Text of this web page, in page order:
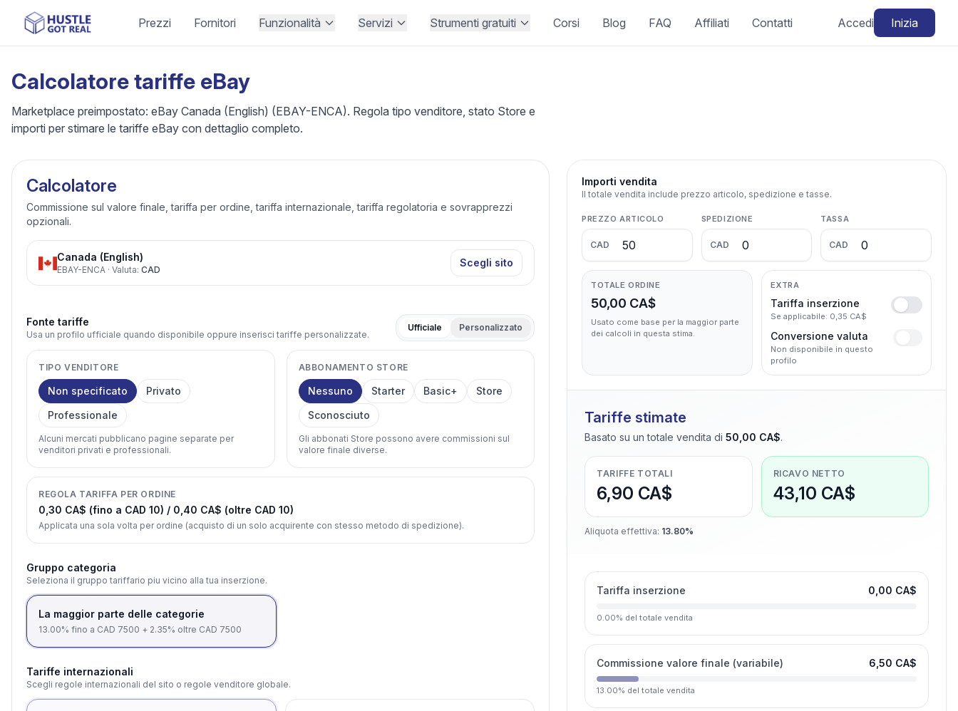
Prezzi Fornitori Funzionalità Servizi Strumenti gratuiti Corsi Blog FAQ Affiliati Contatti Accedi Inizia
Calcolatore tariffe eBay
Marketplace preimpostato: eBay Canada (English) (EBAY-ENCA). Regola tipo venditore, stato Store e
importi per stimare le tariffe eBay con dettaglio completo.
Calcolatore
Commissione sul valore finale, tariffa per ordine, tariffa internazionale, tariffa regolatoria e sovrapprezzi
opzionali.
Canada (English)
EBAY-ENCA· Valuta: CAD
Scegli sito
Fonte tariffe
Usa un profilo ufficiale quando disponibile oppure inserisci tariffe personalizzate.
Ufficiale Personalizzato
TIPO VENDITORE
Non specificato
Privato
Professionale
Alcuni mercati pubblicano pagine separate per
venditori privati e professionali.
ABBONAMENTO STORE
Nessuno Starter Basic+
Store
Sconosciuto
Gli abbonati Store possono avere commissioni sul
valore finale diverse.
REGOLA TARIFFA PER ORDINE
0,30 CA$ (fino a CAD 10) / 0,40 CA$ (oltre CAD 10)
Applicata una sola volta per ordine (acquisto di un solo acquirente con stesso metodo di spedizione).
Gruppo categoria
Seleziona il gruppo tariffario piu vicino alla tua inserzione.
La maggior parte delle categorie
13.00% fino a CAD 7500 + 2.35% oltre CAD 7500
Tariffe internazionali
Scegli regole internazionali del sito o regole venditore globale.
Importi vendita
Il totale vendita include prezzo articolo, spedizione e tasse.
PREZZO ARTICOLO
CAD
SPEDIZIONE
CAD
TASSA
CAD
TOTALE ORDINE
50,00 CA$
Usato come base per la maggior parte
dei calcoli in questa stima.
EXTRA
Tariffa inserzione
Se applicabile: 0,35 CA$
Conversione valuta
Non disponibile in questo
profilo
Tariffe stimate
Basato su un totale vendita di 50,00 CA$.
TARIFFE TOTALI
6,90 CA$
RICAVO NETTO
43,10 CA$
Aliquota effettiva: 13.80%
Tariffa inserzione 0,00 CA$
0.00% del totale vendita
Commissione valore finale (variabile) 6,50 CA$
13.00% del totale vendita